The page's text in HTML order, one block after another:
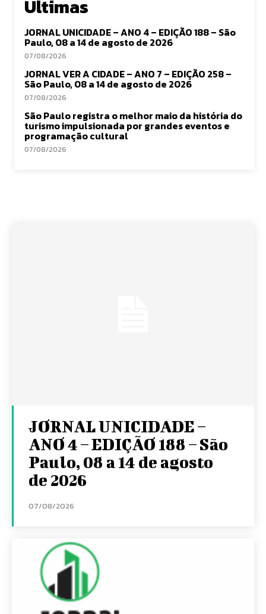
Últimas
JORNAL UNICIDADE – ANO 4 – EDIÇÃO 188 – São
Paulo, 08 a 14 de agosto de 2026
07/08/2026
JORNAL VER A CIDADE – ANO 7 – EDIÇÃO 258 –
São Paulo, 08 a 14 de agosto de 2026
07/08/2026
São Paulo registra o melhor maio da história do
turismo impulsionada por grandes eventos e
programação cultural
07/08/2026
JORNAL UNICIDADE –
ANO 4 – EDIÇÃO 188 – São
Paulo, 08 a 14 de agosto
de 2026
07/08/2026